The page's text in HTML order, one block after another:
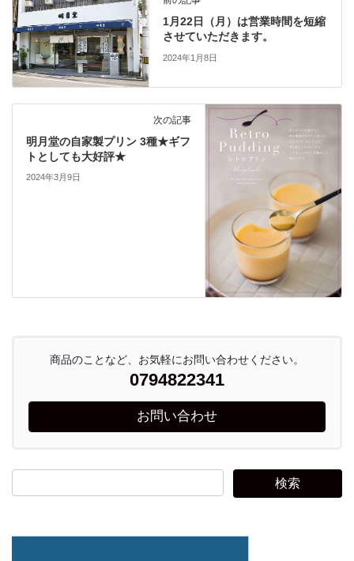
1月22日（月）は営業時間を短縮
させていただきます。
2024年1月8日
次の記事
明月堂の自家製プリン 3種★ギフ
トとしても大好評★
2024年3月9日
商品のことなど、お気軽にお問い合わせください。
0794822341
お問い合わせ